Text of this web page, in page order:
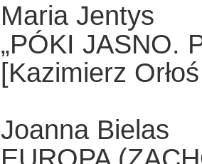
Maria Jentys
„PÓKI JASNO.
[Kazimierz
Joanna Bielas